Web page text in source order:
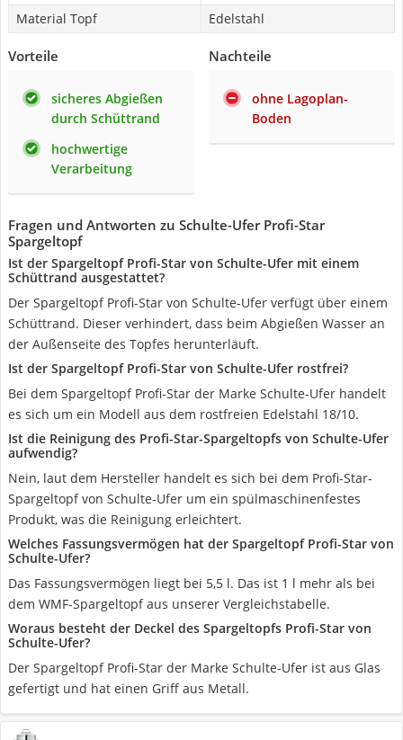
Material Topf
Edelstahl
Vorteile
sicheres Abgießen
durch Schüttrand
hochwertige
Verarbeitung
Nachteile
ohne Lagoplan-
Boden
Fragen und Antworten zu Schulte-Ufer Profi-Star
Spargeltopf
Ist der Spargeltopf Profi-Star von Schulte-Ufer mit einem
Schüttrand ausgestattet?
Der Spargeltopf Profi-Star von Schulte-Ufer verfügt über einem
Schüttrand. Dieser verhindert, dass beim Abgießen Wasser an
der Außenseite des Topfes herunterläuft.
Ist der Spargeltopf Profi-Star von Schulte-Ufer rostfrei?
Bei dem Spargeltopf Profi-Star der Marke Schulte-Ufer handelt
es sich um ein Modell aus dem rostfreien Edelstahl 18/10.
Ist die Reinigung des Profi-Star-Spargeltopfs von Schulte-Ufer
aufwendig?
Nein, laut dem Hersteller handelt es sich bei dem Profi-Star-
Spargeltopf von Schulte-Ufer um ein spülmaschinenfestes
Produkt, was die Reinigung erleichtert.
Welches Fassungsvermögen hat der Spargeltopf Profi-Star von
Schulte-Ufer?
Das Fassungsvermögen liegt bei 5,5 l. Das ist 1 l mehr als bei
dem WMF-Spargeltopf aus unserer Vergleichstabelle.
Woraus besteht der Deckel des Spargeltopfs Profi-Star von
Schulte-Ufer?
Der Spargeltopf Profi-Star der Marke Schulte-Ufer ist aus Glas
gefertigt und hat einen Griff aus Metall.